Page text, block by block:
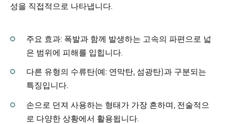
성을 직접적으로 나타냅니다.
주요 효과: 폭발과 함께 발생하는 고속의 파편으로 넓
은 범위에 피해를 입힙니다.
다른 유형의 수류탄(예: 연막탄, 섬광탄)과 구분되는
특징입니다.
손으로 던져 사용하는 형태가 가장 흔하며, 전술적으
로 다양한 상황에서 활용됩니다.